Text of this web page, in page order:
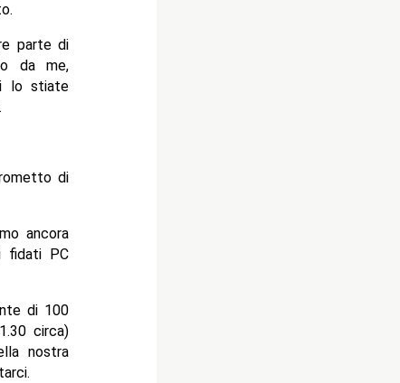
parte di
da me,
lo stiate
di
ancora
fidati PC
di 100
circa)
nostra